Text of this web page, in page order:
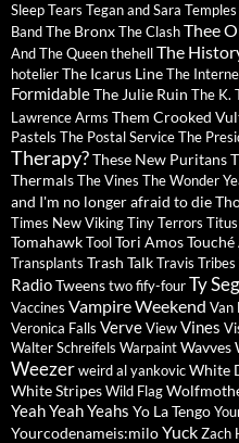
SleepTears Tegan and Sara Temples
BandThe BronxThe ClashThee
And The QueenthehellThe
hotelierThe Icarus LineThe
FormidableThe Julie Ruin The K.
Lawrence Arms Them Crooked
Pastels The Postal ServiceThe
Therapy?These New Puritans
ThermalsThe Vines The Wonder
and I'm no longer afraid to die
Times New VikingTiny Terrors
TomahawkToolTori Amos
Transplants Trash TalkTravis Tribes
RadioTweenstwo fify-fourTy
Vaccines Vampire Weekend Van
Veronica Falls VerveViewVines
Walter Schreifels WarpaintWavves
Weezerweird al yankovicWhite
White StripesWild Flag
Yeah Yeah Yeahs Yo La Tengo
Yourcodenameis:miloYuckZach